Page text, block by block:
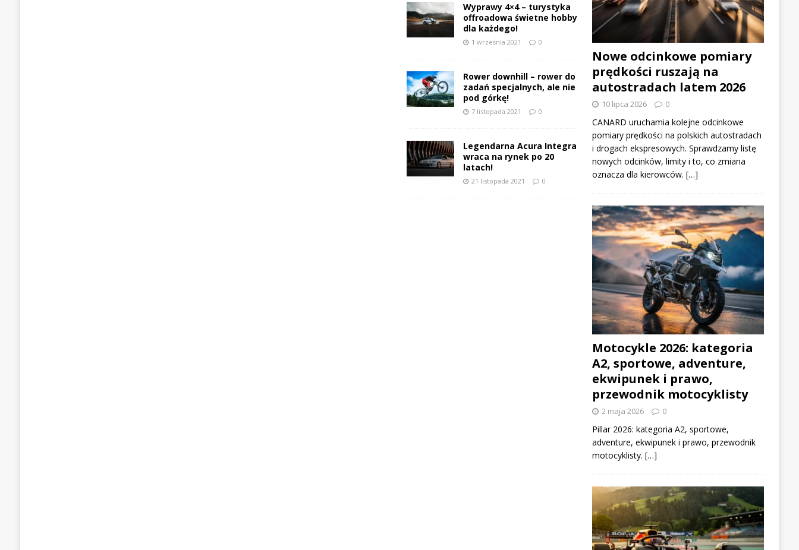
Wyprawy 4×4 – turystyka
offroadowa świetne hobby
dla każdego!
1 września 2021 0
Rower downhill – rower do
zadań specjalnych, ale nie
pod górkę!
7 listopada 2021 0
Legendarna Acura Integra
wraca na rynek po 20
latach!
21 listopada 2021 0
Nowe odcinkowe pomiary
prędkości ruszają na
autostradach latem 2026
10 lipca 2026 0
CANARD uruchamia kolejne odcinkowe
pomiary prędkości na polskich autostradach
i drogach ekspresowych. Sprawdzamy listę
nowych odcinków, limity i to, co zmiana
oznacza dla kierowców. […]
Motocykle 2026: kategoria
A2, sportowe, adventure,
ekwipunek i prawo,
przewodnik motocyklisty
2 maja 2026 0
Pillar 2026: kategoria A2, sportowe,
adventure, ekwipunek i prawo, przewodnik
motocyklisty. […]